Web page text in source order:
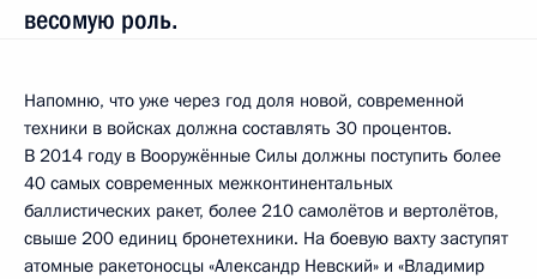
весомую роль.
Напомню, что уже через год доля новой, современной
техники в войсках должна составлять 30 процентов.
В 2014 году в Вооружённые Силы должны поступить более
40 самых современных межконтинентальных
баллистических ракет, более 210 самолётов и вертолётов,
свыше 200 единиц бронетехники. На боевую вахту заступят
атомные ракетоносцы «Александр Невский» и «Владимир